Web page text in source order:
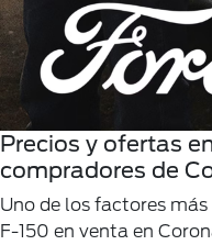
Precios y ofertas
compradores de
Uno de los factores
F-150 en venta en